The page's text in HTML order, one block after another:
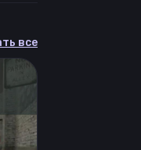
все